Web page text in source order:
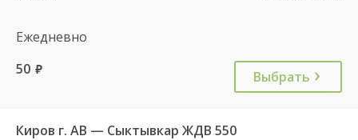
Ежедневно
50 руб. Выбрать
Киров г. АВ — Сыктывкар ЖДВ 550